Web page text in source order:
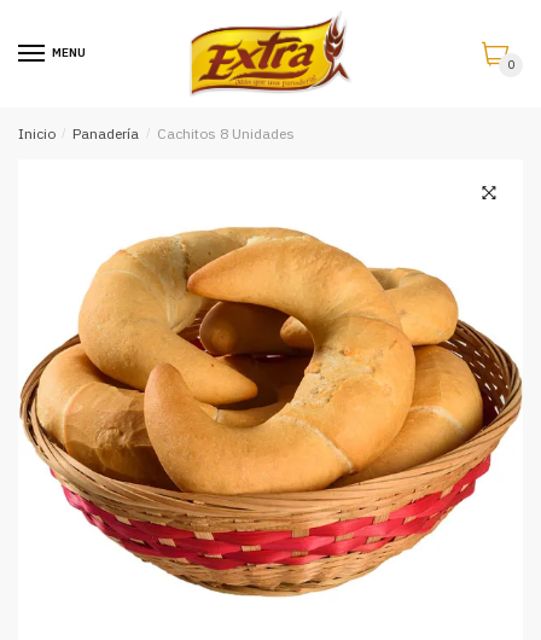
MENU
0
Inicio / Panadería / Cachitos 8 Unidades